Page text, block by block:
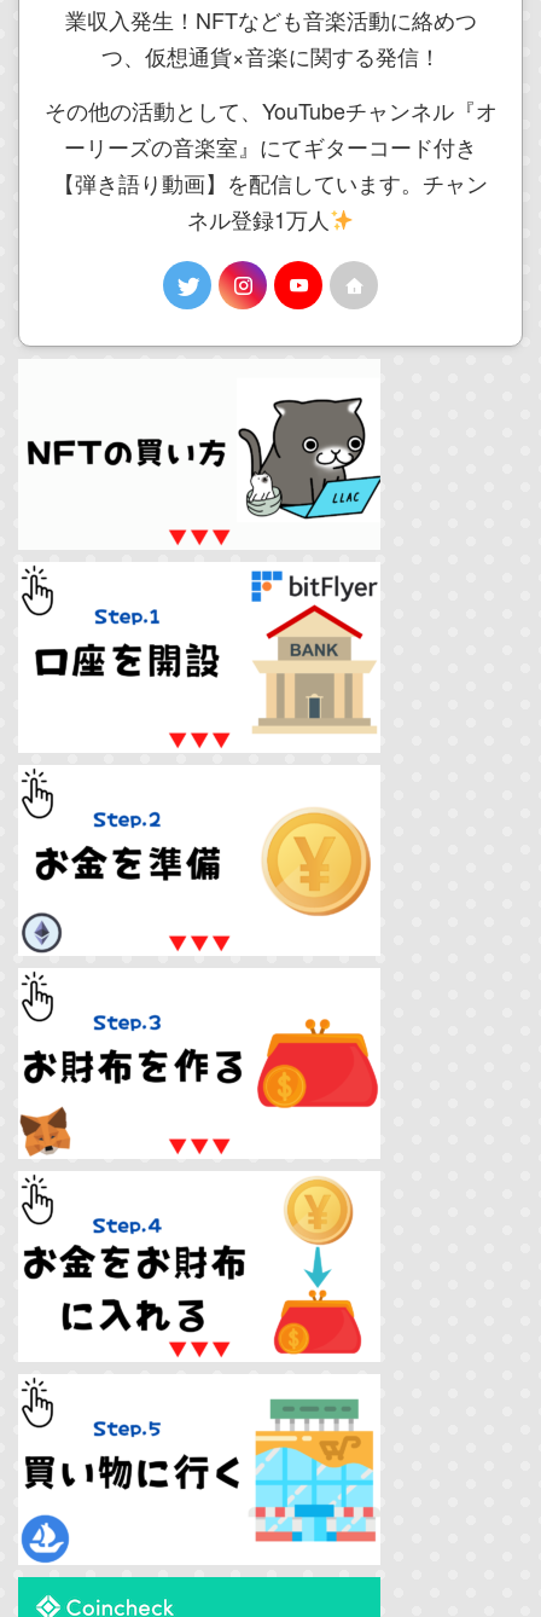
業収入発生！NFTなども音楽活動に絡めつ
つ、仮想通貨×音楽に関する発信！
その他の活動として、YouTubeチャンネル『オ
ーリーズの音楽室』にてギターコード付き
【弾き語り動画】を配信しています。チャン
ネル登録1万人